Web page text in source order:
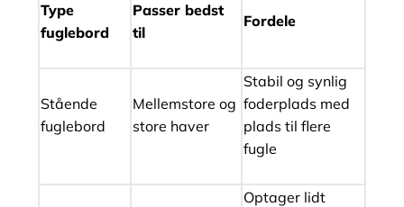
Type
fuglebord
Passer bedst
til
Fordele
Stående
fuglebord
Mellemstore og
store haver
Stabil og synlig
foderplads med
plads til flere
fugle
Optager lidt